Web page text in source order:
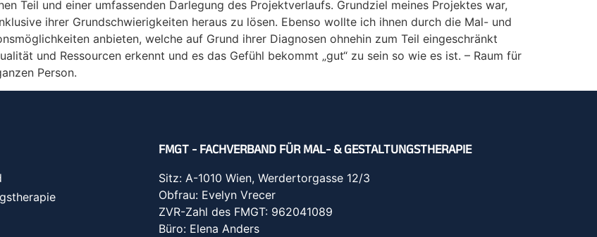
Teil und einer umfassenden Darlegung des Projektverlaufs. Grundziel meines Projektes war,
ihrer Grundschwierigkeiten heraus zu lösen. Ebenso wollte ich ihnen durch die Mal- und
anbieten, welche auf Grund ihrer Diagnosen ohnehin zum Teil eingeschränkt
und Ressourcen erkennt und es das Gefühl bekommt „gut“ zu sein so wie es ist. – Raum für
Person.
FMGT - FACHVERBAND FÜR MAL- & GESTALTUNGSTHERAPIE
Sitz: A-1010 Wien, Werdertorgasse 12/3
Obfrau: Evelyn Vrecer
ZVR-Zahl des FMGT: 962041089
Büro: Elena Anders